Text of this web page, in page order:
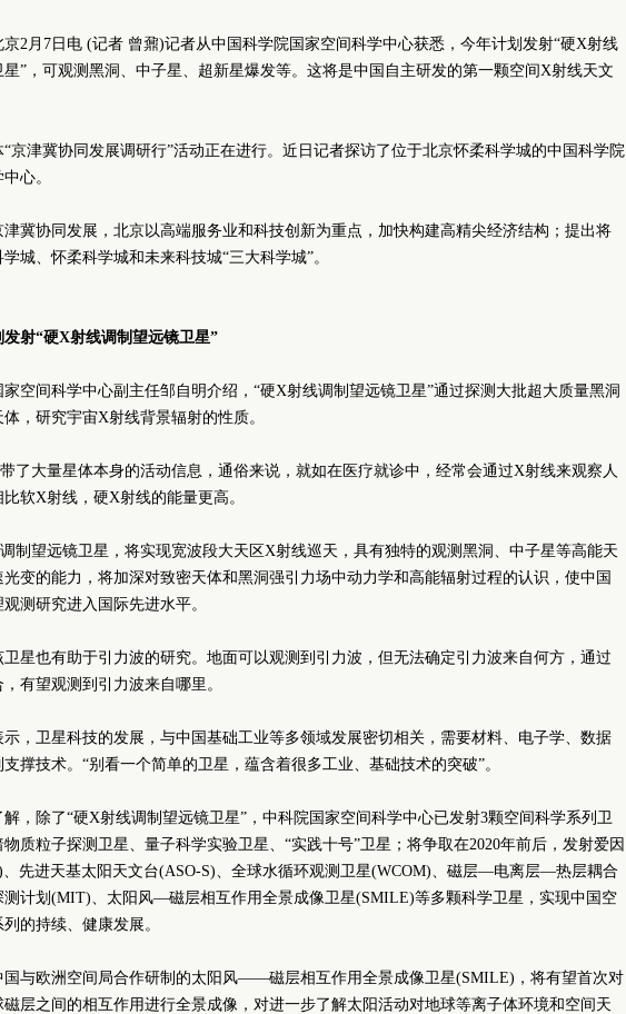
京2月7日电 (记者 曾鼐)记者从中国科学院国家空间科学中心获悉，今年计划发射“硬X射线
”，可观测黑洞、中子星、超新星爆发等。这将是中国自主研发的第一颗空间X射线天文
“京津冀协同发展调研行”活动正在进行。近日记者探访了位于北京怀柔科学城的中国科学院
心。
津冀协同发展，北京以高端服务业和科技创新为重点，加快构建高精尖经济结构；提出将
城、怀柔科学城和未来科技城“三大科学城”。
发射“硬X射线调制望远镜卫星”
家空间科学中心副主任邹自明介绍，“硬X射线调制望远镜卫星”通过探测大批超大质量黑洞
，研究宇宙X射线背景辐射的性质。
了大量星体本身的活动信息，通俗来说，就如在医疗就诊中，经常会通过X射线来观察人
软X射线，硬X射线的能量更高。
制望远镜卫星，将实现宽波段大天区X射线巡天，具有独特的观测黑洞、中子星等高能天
变的能力，将加深对致密天体和黑洞强引力场中动力学和高能辐射过程的认识，使中国
测研究进入国际先进水平。
卫星也有助于引力波的研究。地面可以观测到引力波，但无法确定引力波来自何方，通过
有望观测到引力波来自哪里。
示，卫星科技的发展，与中国基础工业等多领域发展密切相关，需要材料、电子学、数据
撑技术。“别看一个简单的卫星，蕴含着很多工业、基础技术的突破”。
解，除了“硬X射线调制望远镜卫星”，中科院国家空间科学中心已发射3颗空间科学系列卫
质粒子探测卫星、量子科学实验卫星、“实践十号”卫星；将争取在2020年前后，发射爱因
、先进天基太阳天文台(ASO-S)、全球水循环观测卫星(WCOM)、磁层—电离层—热层耦合
测计划(MIT)、太阳风—磁层相互作用全景成像卫星(SMILE)等多颗科学卫星，实现中国空
的持续、健康发展。
国与欧洲空间局合作研制的太阳风——磁层相互作用全景成像卫星(SMILE)，将有望首次对
磁层之间的相互作用进行全景成像，对进一步了解太阳活动对地球等离子体环境和空间天